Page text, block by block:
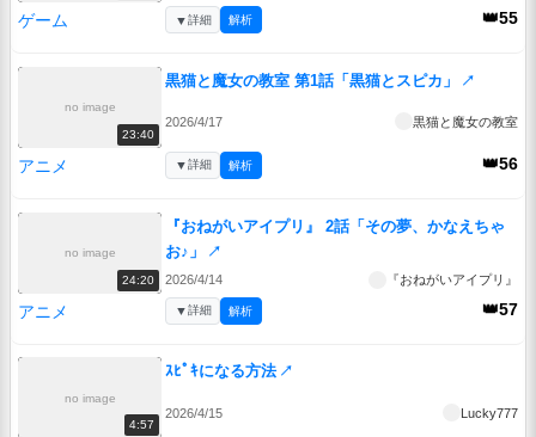
ゲーム 👑55
▼詳細 解析
no image
23:40
黒猫と魔女の教室 第1話「黒猫とスピカ」 ↗
2026/4/17 黒猫と魔女の教室
アニメ 👑56
▼詳細 解析
no image
24:20
『おねがいアイプリ』 2話「その夢、かなえちゃ
お♪」
↗
2026/4/14 『おねがいアイプリ』
アニメ 👑57
▼詳細 解析
no image
4:57
ｽﾋﾟｷになる方法 ↗
2026/4/15 Lucky777